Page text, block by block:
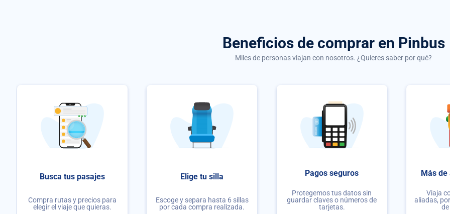
Beneficios de comprar en Pinbus
Miles de personas viajan con nosotros. ¿Quieres saber por qué?
Busca tus pasajes
Compra rutas y precios para
elegir el viaje que quieras.
Elige tu silla
Escoge y separa hasta 6 sillas
por cada compra realizada.
Pagos seguros
Protegemos tus datos sin
guardar claves o números de
tarjetas.
Más de
Viaja
aliadas,